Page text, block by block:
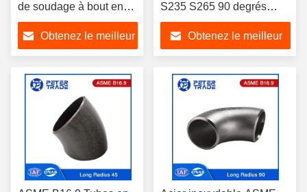
de soudage à bout en
acier au carbone 45
degrés noir raccord de
tuyau coude
Obtenez le meilleur
S235 S265 90 degrés
coude Peinture noire /
galvanisée
Obtenez le meilleur